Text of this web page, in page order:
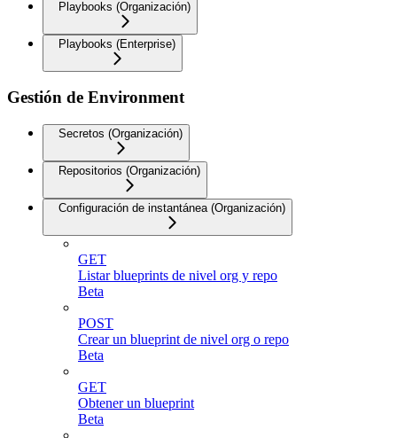
Playbooks (Organización)
Playbooks (Enterprise)
Gestión de Environment
Secretos (Organización)
Repositorios (Organización)
Configuración de instantánea (Organización)
GET
Listar blueprints de nivel org y repo
Beta
POST
Crear un blueprint de nivel org o repo
Beta
GET
Obtener un blueprint
Beta